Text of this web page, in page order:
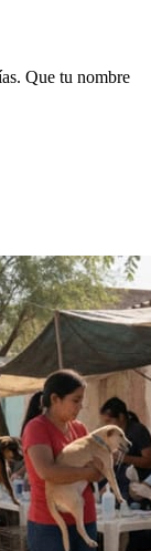
Que tu nombre